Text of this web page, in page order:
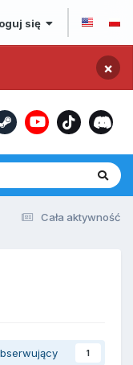
się
×
Cała aktywność
1